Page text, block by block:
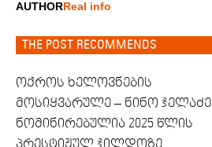
AUTHOR Real info
THE POST RECOMMENDS
ოქროს ხელოვნების
მოსიყვარულე – ნინო ჯელაძე
ნომინირებულია 2025 წლის